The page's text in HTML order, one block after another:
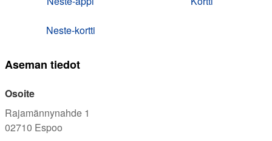
Neste-kortti
Aseman tiedot
Osoite
Rajamännynahde 1
02710 Espoo